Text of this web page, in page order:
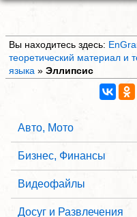
Вы находитесь здесь:
теоретический материал и
языка » Эллипсис
Авто, Мото
Бизнес, Финансы
Видеофайлы
Досуг и Развлечения